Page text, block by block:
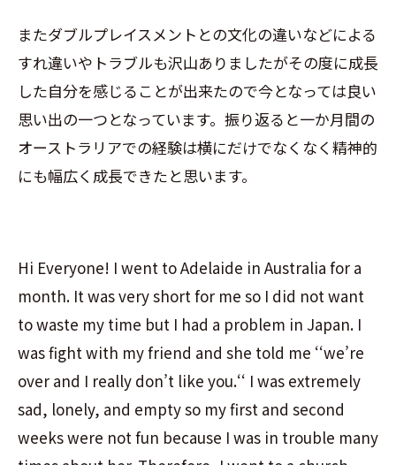
またダブルプレイスメントとの文化の違いなどによる
すれ違いやトラブルも沢山ありましたがその度に成長
した自分を感じることが出来たので今となっては良い
思い出の一つとなっています。振り返ると一か月間の
オーストラリアでの経験は横にだけでなくなく精神的
にも幅広く成長できたと思います。
Hi Everyone! I went to Adelaide in Australia for a
month. It was very short for me so I did not want
to waste my time but I had a problem in Japan. I
was fight with my friend and she told me ‘‘we’re
over and I really don’t like you.‘‘ I was extremely
sad, lonely, and empty so my first and second
weeks were not fun because I was in trouble many